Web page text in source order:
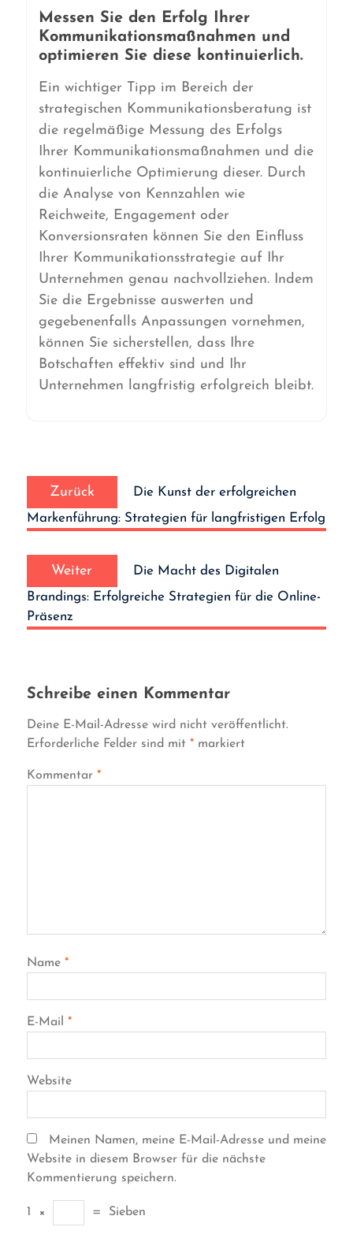
Messen Sie den Erfolg Ihrer
Kommunikationsmaßnahmen und
optimieren Sie diese kontinuierlich.
Ein wichtiger Tipp im Bereich der
strategischen Kommunikationsberatung ist
die regelmäßige Messung des Erfolgs
Ihrer Kommunikationsmaßnahmen und die
kontinuierliche Optimierung dieser. Durch
die Analyse von Kennzahlen wie
Reichweite, Engagement oder
Konversionsraten können Sie den Einfluss
Ihrer Kommunikationsstrategie auf Ihr
Unternehmen genau nachvollziehen. Indem
Sie die Ergebnisse auswerten und
gegebenenfalls Anpassungen vornehmen,
können Sie sicherstellen, dass Ihre
Botschaften effektiv sind und Ihr
Unternehmen langfristig erfolgreich bleibt.
Navigation
Zurück
Vorheriger
Die Kunst der erfolgreichen
Markenführung: Strategien für langfristigen Erfolg
Weiter
Nächster
Die Macht des Digitalen
Brandings: Erfolgreiche Strategien für die Online-
Präsenz
Schreibe einen Kommentar
Deine E-Mail-Adresse wird nicht veröffentlicht.
Erforderliche Felder sind mit *markiert
Kommentar *
Name *
E-Mail *
Website
Meinen Namen, meine E-Mail-Adresse und meine
Website in diesem Browser für die nächste
Kommentierung speichern.
1 × = Sieben